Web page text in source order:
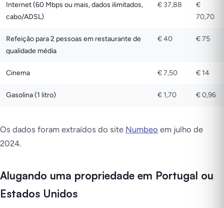
Internet (60 Mbps ou mais, dados ilimitados,
cabo/ADSL)
€ 37,88
€
70,70
Refeição para 2 pessoas em restaurante de
qualidade média
€ 40 € 75
Cinema € 7,50 € 14
Gasolina (1 litro) € 1,70 € 0,96
Os dados foram extraídos do site Numbeo em julho de
2024.
Alugando uma propriedade em Portugal ou
Estados Unidos